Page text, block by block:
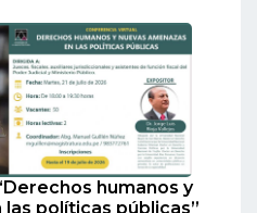
humanos y
las políticas públicas”